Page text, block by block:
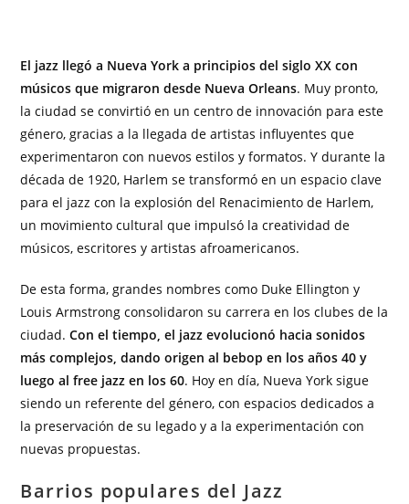
El jazz llegó a Nueva York a principios del siglo XX con
músicos que migraron desde Nueva Orleans. Muy pronto,
la ciudad se convirtió en un centro de innovación para este
género, gracias a la llegada de artistas influyentes que
experimentaron con nuevos estilos y formatos. Y durante la
década de 1920, Harlem se transformó en un espacio clave
para el jazz con la explosión del Renacimiento de Harlem,
un movimiento cultural que impulsó la creatividad de
músicos, escritores y artistas afroamericanos.
De esta forma, grandes nombres como Duke Ellington y
Louis Armstrong consolidaron su carrera en los clubes de la
ciudad.Con el tiempo, el jazz evolucionó hacia sonidos
más complejos, dando origen al bebop en los años 40 y
luego al free jazz en los 60. Hoy en día, Nueva York sigue
siendo un referente del género, con espacios dedicados a
la preservación de su legado y a la experimentación con
nuevas propuestas.
Barrios populares del Jazz